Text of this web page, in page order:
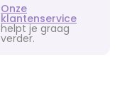
Onze
klantenservice
helpt je graag
verder.